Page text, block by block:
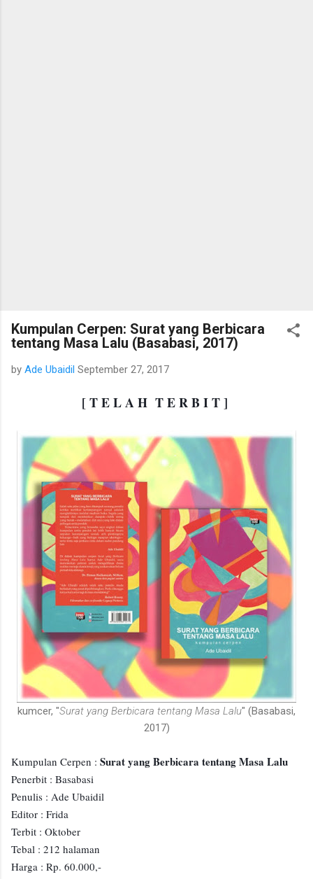
Kumpulan Cerpen: Surat yang Berbicara
tentang Masa Lalu (Basabasi, 2017)
by Ade Ubaidil September 27, 2017
[ T E L A H T E R B I T ]
kumcer, "Surat yang Berbicara tentang Masa Lalu" (Basabasi,
2017)
Kumpulan Cerpen : Surat yang Berbicara tentang Masa Lalu
Penerbit : Basabasi
Penulis : Ade Ubaidil
Editor : Frida
Terbit : Oktober
Tebal : 212 halaman
Harga : Rp. 60.000,-